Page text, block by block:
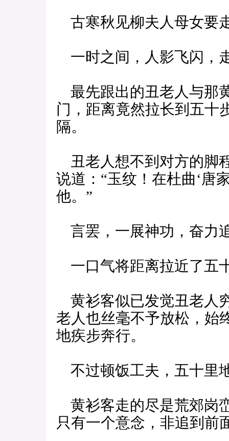
古寒秋见柳夫人母女要
一时之间，人影飞闪，
最先跟出的丑老人与那
门，距离竟然拉长到五十
隔。
丑老人想不到对方的脚
说道：“玉纹！在杜曲‘唐
他。”
言罢，一展神功，奋力
一口气将距离拉近了五
黄衫客似已发觉丑老人
老人也丝毫不予放松，始
地疾步奔行。
不过顿饭工夫，五十里
黄衫客走的尽是荒郊岗
只有一个意念，非追到前